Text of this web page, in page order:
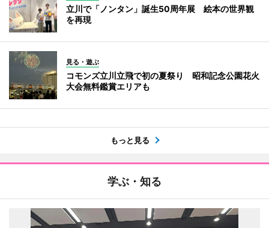
立川で「ノンタン」誕生50周年展 絵本の世界観
を再現
見る・遊ぶ
コモンズ立川立飛で初の夏祭り 昭和記念公園花火
大会無料鑑賞エリアも
もっと見る
学ぶ・知る